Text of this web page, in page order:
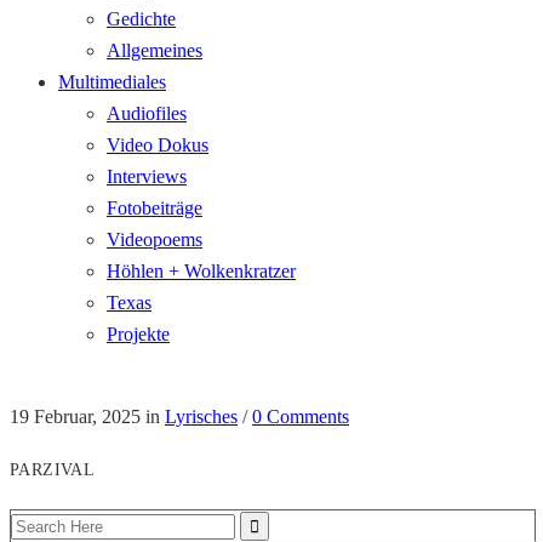
Gedichte
Allgemeines
Multimediales
Audiofiles
Video Dokus
Interviews
Fotobeiträge
Videopoems
Höhlen + Wolkenkratzer
Texas
Projekte
19 Februar, 2025 in Lyrisches /0 Comments
PARZIVAL